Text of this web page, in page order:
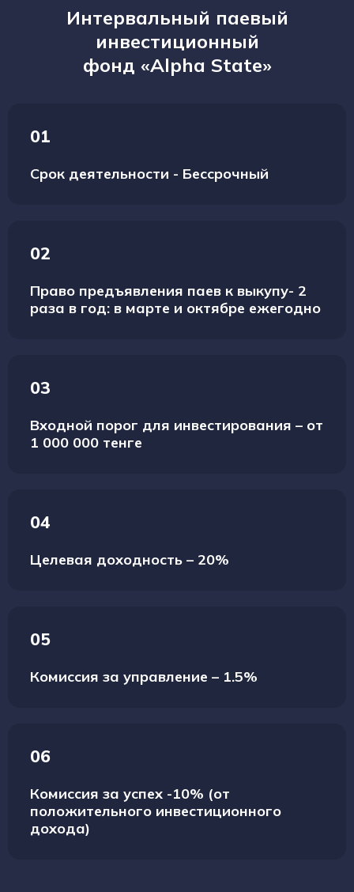
Интервальный паевый
инвестиционный
фонд «Alpha State»
01
Срок деятельности - Бессрочный
02
Право предъявления паев к выкупу- 2
раза в год: в марте и октябре ежегодно
03
Входной порог для инвестирования – от
1 000 000 тенге
04
Целевая доходность – 20%
05
Комиссия за управление – 1.5%
06
Комиссия за успех -10% (от
положительного инвестиционного
дохода)